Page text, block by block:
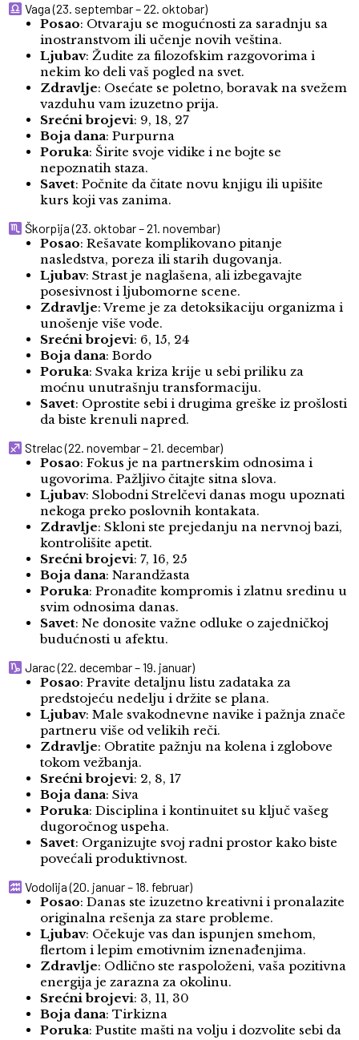
Vaga (23. septembar – 22. oktobar)
Posao: Otvaraju se mogućnosti za saradnju sa
inostranstvom ili učenje novih veština.
Ljubav: Žudite za filozofskim razgovorima i
nekim ko deli vaš pogled na svet.
Zdravlje: Osećate se poletno, boravak na svežem
vazduhu vam izuzetno prija.
Srećni brojevi: 9, 18, 27
Boja dana: Purpurna
Poruka: Širite svoje vidike i ne bojte se
nepoznatih staza.
Savet: Počnite da čitate novu knjigu ili upišite
kurs koji vas zanima.
Škorpija (23. oktobar – 21. novembar)
Posao: Rešavate komplikovano pitanje
nasledstva, poreza ili starih dugovanja.
Ljubav: Strast je naglašena, ali izbegavajte
posesivnost i ljubomorne scene.
Zdravlje: Vreme je za detoksikaciju organizma i
unošenje više vode.
Srećni brojevi: 6, 15, 24
Boja dana: Bordo
Poruka: Svaka kriza krije u sebi priliku za
moćnu unutrašnju transformaciju.
Savet: Oprostite sebi i drugima greške iz prošlosti
da biste krenuli napred.
Strelac (22. novembar – 21. decembar)
Posao: Fokus je na partnerskim odnosima i
ugovorima. Pažljivo čitajte sitna slova.
Ljubav: Slobodni Strelčevi danas mogu upoznati
nekoga preko poslovnih kontakata.
Zdravlje: Skloni ste prejedanju na nervnoj bazi,
kontrolišite apetit.
Srećni brojevi: 7, 16, 25
Boja dana: Narandžasta
Poruka: Pronađite kompromis i zlatnu sredinu u
svim odnosima danas.
Savet: Ne donosite važne odluke o zajedničkoj
budućnosti u afektu.
Jarac (22. decembar – 19. januar)
Posao: Pravite detaljnu listu zadataka za
predstojeću nedelju i držite se plana.
Ljubav: Male svakodnevne navike i pažnja znače
partneru više od velikih reči.
Zdravlje: Obratite pažnju na kolena i zglobove
tokom vežbanja.
Srećni brojevi: 2, 8, 17
Boja dana: Siva
Poruka: Disciplina i kontinuitet su ključ vašeg
dugoročnog uspeha.
Savet: Organizujte svoj radni prostor kako biste
povećali produktivnost.
Vodolija (20. januar – 18. februar)
Posao: Danas ste izuzetno kreativni i pronalazite
originalna rešenja za stare probleme.
Ljubav: Očekuje vas dan ispunjen smehom,
flertom i lepim emotivnim iznenađenjima.
Zdravlje: Odlično ste raspoloženi, vaša pozitivna
energija je zarazna za okolinu.
Srećni brojevi: 3, 11, 30
Boja dana: Tirkizna
Poruka: Pustite mašti na volju i dozvolite sebi da